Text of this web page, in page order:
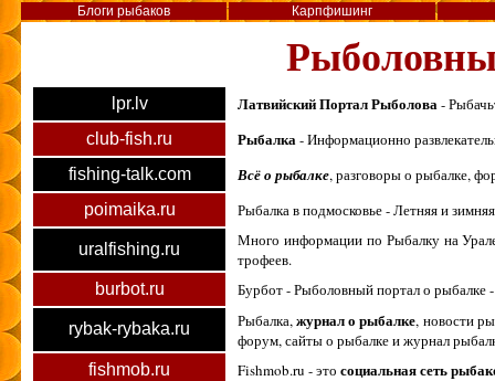
Блоги рыбаков
Карпфишинг
lpr.lv Латвийский Портал Рыболова-
club-fish.ru Рыбалка- Информационно
fishing-talk.com Всё о рыбалке, разговоры о рыбалке,
poimaika.ru Рыбалка в подмосковье - Летняя и
uralfishing.ru
Много информации по Рыбалку на
трофеев.
burbot.ru Бурбот - Рыболовный портал о рыбалке
rybak-rybaka.ru Рыбалка,журнал о рыбалке, новости
форум, сайты о рыбалке и журнал
fishmob.ru Fishmob.ru - это социальная сеть